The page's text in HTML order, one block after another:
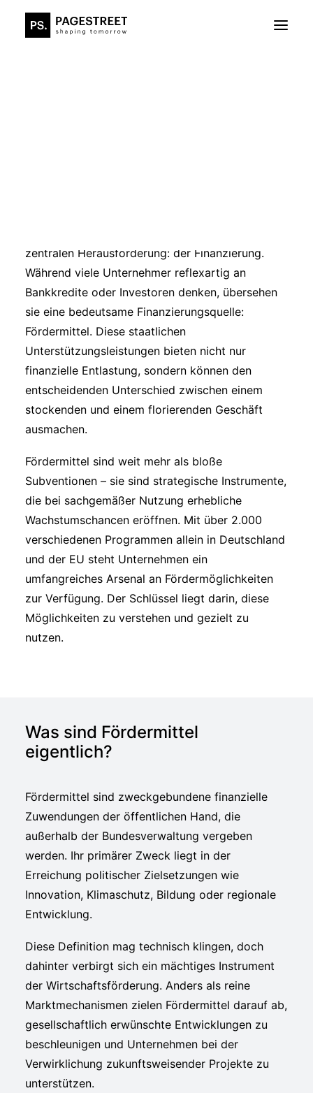
zentralen Herausforderung: der Finanzierung.
Während viele Unternehmer reflexartig an
Bankkredite oder Investoren denken, übersehen
sie eine bedeutsame Finanzierungsquelle:
Fördermittel. Diese staatlichen
Unterstützungsleistungen bieten nicht nur
finanzielle Entlastung, sondern können den
entscheidenden Unterschied zwischen einem
stockenden und einem florierenden Geschäft
ausmachen.
Fördermittel sind weit mehr als bloße
Subventionen – sie sind strategische Instrumente,
die bei sachgemäßer Nutzung erhebliche
Wachstumschancen eröffnen. Mit über 2.000
verschiedenen Programmen allein in Deutschland
und der EU steht Unternehmen ein
umfangreiches Arsenal an Fördermöglichkeiten
zur Verfügung. Der Schlüssel liegt darin, diese
Möglichkeiten zu verstehen und gezielt zu
nutzen.
Was sind Fördermittel
eigentlich?
Fördermittel sind zweckgebundene finanzielle
Zuwendungen der öffentlichen Hand, die
außerhalb der Bundesverwaltung vergeben
werden. Ihr primärer Zweck liegt in der
Erreichung politischer Zielsetzungen wie
Innovation, Klimaschutz, Bildung oder regionale
Entwicklung.
Diese Definition mag technisch klingen, doch
dahinter verbirgt sich ein mächtiges Instrument
der Wirtschaftsförderung. Anders als reine
Marktmechanismen zielen Fördermittel darauf ab,
gesellschaftlich erwünschte Entwicklungen zu
beschleunigen und Unternehmen bei der
Verwirklichung zukunftsweisender Projekte zu
unterstützen.